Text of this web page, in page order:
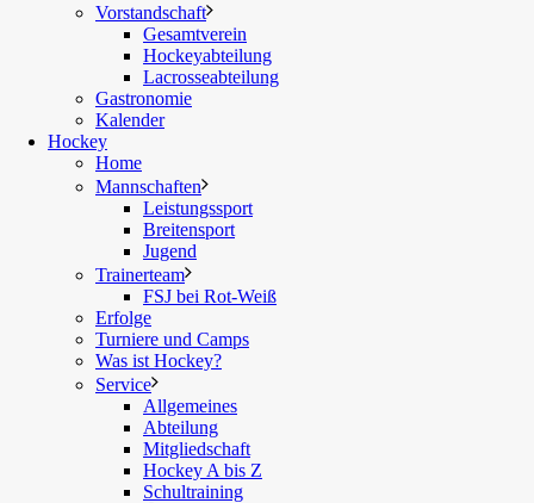
Vorstandschaft
Gesamtverein
Hockeyabteilung
Lacrosseabteilung
Gastronomie
Kalender
Hockey
Home
Mannschaften
Leistungssport
Breitensport
Jugend
Trainerteam
FSJ bei Rot-Weiß
Erfolge
Turniere und Camps
Was ist Hockey?
Service
Allgemeines
Abteilung
Mitgliedschaft
Hockey A bis Z
Schultraining